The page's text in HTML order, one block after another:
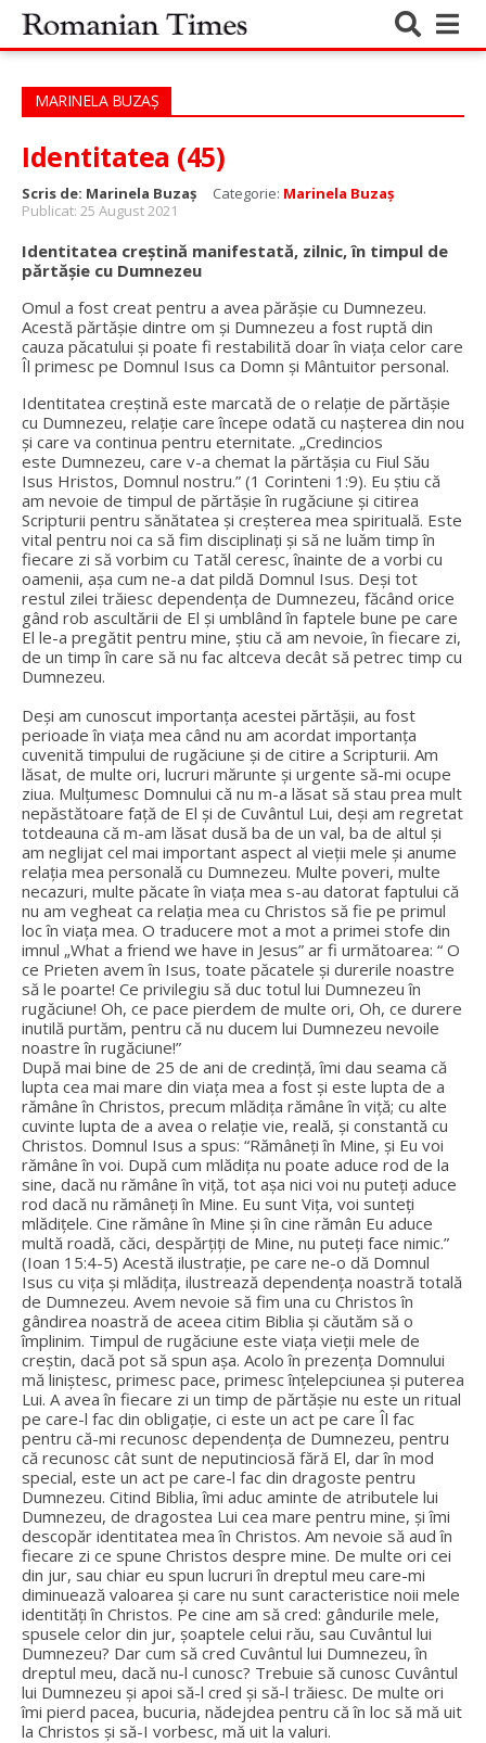
MARINELA BUZAȘ
Identitatea (45)
Scris de: Marinela Buzaș Categorie: Marinela Buzaș
Publicat: 25 August 2021
Identitatea creștină manifestată, zilnic, în timpul de
părtășie cu Dumnezeu
Omul a fost creat pentru a avea părășie cu Dumnezeu.
Acestă părtășie dintre om și Dumnezeu a fost ruptă din
cauza păcatului și poate fi restabilită doar în viața celor care
Îl primesc pe Domnul Isus ca Domn și Mântuitor personal.
Identitatea creștină este marcată de o relație de părtășie
cu Dumnezeu, relație care începe odată cu nașterea din nou
și care va continua pentru eternitate. „Credincios
este Dumnezeu, care v-a chemat la părtăşia cu Fiul Său
Isus Hristos, Domnul nostru.” (1 Corinteni 1:9). Eu știu că
am nevoie de timpul de părtășie în rugăciune și citirea
Scripturii pentru sănătatea și creșterea mea spirituală. Este
vital pentru noi ca să fim disciplinați și să ne luăm timp în
fiecare zi să vorbim cu Tatăl ceresc, înainte de a vorbi cu
oamenii, așa cum ne-a dat pildă Domnul Isus. Deși tot
restul zilei trăiesc dependența de Dumnezeu, făcând orice
gând rob ascultării de El și umblând în faptele bune pe care
El le-a pregătit pentru mine, știu că am nevoie, în fiecare zi,
de un timp în care să nu fac altceva decât să petrec timp cu
Dumnezeu.
Deși am cunoscut importanța acestei părtășii, au fost
perioade în viața mea când nu am acordat importanța
cuvenită timpului de rugăciune și de citire a Scripturii. Am
lăsat, de multe ori, lucruri mărunte și urgente să-mi ocupe
ziua. Mulțumesc Domnului că nu m-a lăsat să stau prea mult
nepăstătoare față de El și de Cuvântul Lui, deși am regretat
totdeauna că m-am lăsat dusă ba de un val, ba de altul și
am neglijat cel mai important aspect al vieții mele și anume
relația mea personală cu Dumnezeu. Multe poveri, multe
necazuri, multe păcate în viața mea s-au datorat faptului că
nu am vegheat ca relația mea cu Christos să fie pe primul
loc în viața mea. O traducere mot a mot a primei stofe din
imnul „What a friend we have in Jesus” ar fi următoarea: “ O
ce Prieten avem în Isus, toate păcatele și durerile noastre
să le poarte! Ce privilegiu să duc totul lui Dumnezeu în
rugăciune! Oh, ce pace pierdem de multe ori, Oh, ce durere
inutilă purtăm, pentru că nu ducem lui Dumnezeu nevoile
noastre în rugăciune!”
După mai bine de 25 de ani de credință, îmi dau seama că
lupta cea mai mare din viața mea a fost și este lupta de a
rămâne în Christos, precum mlădița rămâne în viță; cu alte
cuvinte lupta de a avea o relație vie, reală, și constantă cu
Christos. Domnul Isus a spus: “Rămâneţi în Mine, şi Eu voi
rămâne în voi. După cum mlădiţa nu poate aduce rod de la
sine, dacă nu rămâne în viţă, tot aşa nici voi nu puteţi aduce
rod dacă nu rămâneţi în Mine. Eu sunt Viţa, voi sunteţi
mlădiţele. Cine rămâne în Mine şi în cine rămân Eu aduce
multă roadă, căci, despărţiţi de Mine, nu puteţi face nimic.”
(Ioan 15:4-5) Acestă ilustrație, pe care ne-o dă Domnul
Isus cu vița și mlădița, ilustrează dependența noastră totală
de Dumnezeu. Avem nevoie să fim una cu Christos în
gândirea noastră de aceea citim Biblia și căutăm să o
împlinim. Timpul de rugăciune este viața vieții mele de
creștin, dacă pot să spun așa. Acolo în prezența Domnului
mă liniștesc, primesc pace, primesc înțelepciunea și puterea
Lui. A avea în fiecare zi un timp de părtășie nu este un ritual
pe care-l fac din obligație, ci este un act pe care Îl fac
pentru că-mi recunosc dependența de Dumnezeu, pentru
că recunosc cât sunt de neputinciosă fără El, dar în mod
special, este un act pe care-l fac din dragoste pentru
Dumnezeu. Citind Biblia, îmi aduc aminte de atributele lui
Dumnezeu, de dragostea Lui cea mare pentru mine, și îmi
descopăr identitatea mea în Christos. Am nevoie să aud în
fiecare zi ce spune Christos despre mine. De multe ori cei
din jur, sau chiar eu spun lucruri în dreptul meu care-mi
diminuează valoarea și care nu sunt caracteristice noii mele
identități în Christos. Pe cine am să cred: gândurile mele,
spusele celor din jur, șoaptele celui rău, sau Cuvântul lui
Dumnezeu? Dar cum să cred Cuvântul lui Dumnezeu, în
dreptul meu, dacă nu-l cunosc? Trebuie să cunosc Cuvântul
lui Dumnezeu și apoi să-l cred și să-l trăiesc. De multe ori
îmi pierd pacea, bucuria, nădejdea pentru că în loc să mă uit
la Christos și să-I vorbesc, mă uit la valuri.